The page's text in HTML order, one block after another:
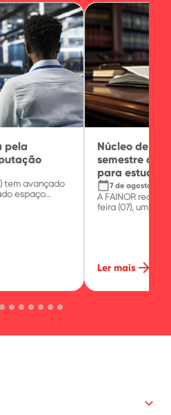
pela
tem avançado
espaço...
Núcleo de
semestre
para
calendar_today7 de agosto de
A FAINOR
feira (07), um
Ler mais arrow_forward
keyboard_arrow_down